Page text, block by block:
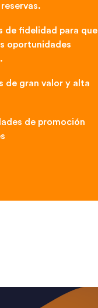
de fidelidad para que
oportunidades
de gran valor y alta
de promoción